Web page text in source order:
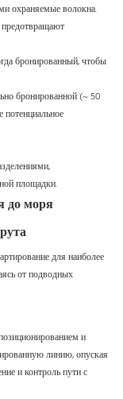
охраняемые волокна.
бронированный, чтобы
бронированной (~ 50
потенциальное
площадки.
до моря
для наиболее
от подводных
и
линию, опуская
и контроль пути с